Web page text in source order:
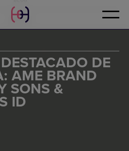
CONTACTO
DE
AME BRAND
SONS &
ID